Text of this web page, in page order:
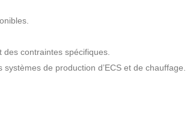
contraintes spécifiques.
de production d’ECS et de chauffage.